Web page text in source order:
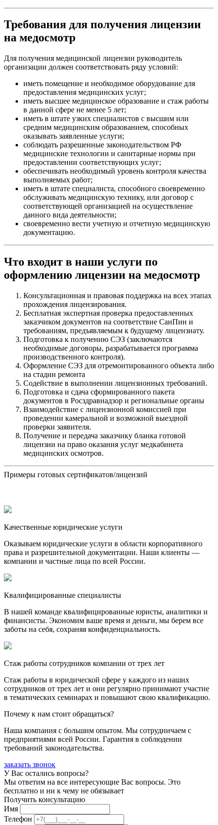
Требования для получения лицензии
на медосмотр
Для получения медицинской лицензии руководитель
организации должен соответствовать ряду условий:
иметь помещение и необходимое оборудование для
предоставления медицинских услуг;
иметь высшее медицинское образование и стаж работы
в данной сфере не менее 5 лет;
иметь в штате узких специалистов с высшим или
средним медицинским образованием, способных
оказывать заявленные услуги;
соблюдать разрешенные законодательством РФ
медицинские технологии и санитарные нормы при
предоставлении соответствующих услуг;
обеспечивать необходимый уровень контроля качества
выполняемых работ;
иметь в штате специалиста, способного своевременно
обслуживать медицинскую технику, или договор с
соответствующей организацией на осуществление
данного вида деятельности;
своевременно вести учетную и отчетную медицинскую
документацию.
Что входит в наши услуги по
оформлению лицензии на медосмотр
Консультационная и правовая поддержка на всех этапах
прохождения лицензирования.
Бесплатная экспертная проверка предоставленных
заказчиком документов на соответствие СанПин и
требованиям, предъявляемым к будущему лицензиату.
Подготовка к получению СЭЗ (заключаются
необходимые договоры, разрабатывается программа
производственного контроля).
Оформление СЭЗ для отремонтированного объекта либо
на стадии ремонта
Содействие в выполнении лицензионных требований.
Подготовка и сдача сформированного пакета
документов в Росздравнадзор и региональные органы
Взаимодействие с лицензионной комиссией при
проведении камеральной и возможной выездной
проверки заявителя.
Получение и передача заказчику бланка готовой
лицензии на право оказания услуг медкабинета
медицинских осмотров.
Примеры готовых сертификатов/лицензий
Качественные юридические услуги
Оказываем юридические услуги в области корпоративного
права и разрешительной документации. Наши клиенты —
компании и частные лица по всей России.
Квалифицированные специалисты
В нашей команде квалифицированные юристы, аналитики и
финансисты. Экономим ваше время и деньги, мы берем все
заботы на себя, сохраняя конфиденциальность.
Стаж работы сотрудников компании от трех лет
Стаж работы в юридической сфере у каждого из наших
сотрудников от трех лет и они регулярно принимают участие
в тематических семинарах и повышают свою квалификацию.
Почему к нам стоит обращаться?
Наша компания с большим опытом. Мы сотрудничаем с
предприятиями всей России. Гарантия в соблюдении
требований законодательства.
заказать звонок
У Вас остались вопросы?
Мы ответим на все интересующие Вас вопросы. Это
бесплатно и ни к чему не обязывает
Получить консультацию
Имя
Телефон